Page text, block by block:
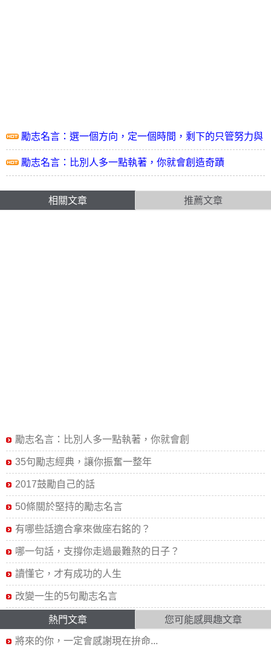
勵志名言：選一個方向，定一個時間，剩下的只管努力與
堅持
勵志名言：比別人多一點執著，你就會創造奇蹟
相關文章 推薦文章
勵志名言：比別人多一點執著，你就會創
35句勵志經典，讓你振奮一整年
2017鼓勵自己的話
50條關於堅持的勵志名言
有哪些話適合拿來做座右銘的？
哪一句話，支撐你走過最難熬的日子？
讀懂它，才有成功的人生
改變一生的5句勵志名言
熱門文章 您可能感興趣文章
將來的你，一定會感謝現在拚命...